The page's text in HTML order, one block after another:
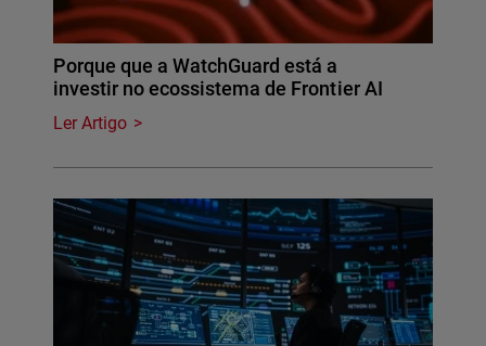
Porque que a WatchGuard está a
investir no ecossistema de Frontier AI
Ler Artigo